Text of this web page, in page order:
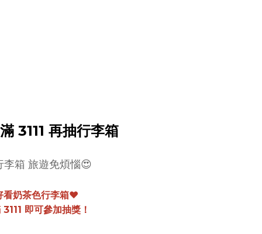
3111 再抽行李箱
李箱 旅遊免煩惱😍
看奶茶色行李箱❤️
即可參加抽獎！